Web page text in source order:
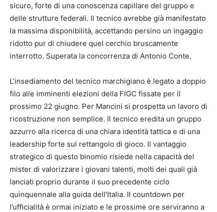
sicuro, forte di una conoscenza capillare del gruppo e
delle strutture federali. Il tecnico avrebbe già manifestato
la massima disponibilità, accettando persino un ingaggio
ridotto pur di chiudere quel cerchio bruscamente
interrotto. Superata la concorrenza di Antonio Conte.
L’insediamento del tecnico marchigiano è legato a doppio
filo alle imminenti elezioni della FIGC fissate per il
prossimo 22 giugno. Per Mancini si prospetta un lavoro di
ricostruzione non semplice. Il tecnico eredita un gruppo
azzurro alla ricerca di una chiara identità tattica e di una
leadership forte sul rettangolo di gioco. Il vantaggio
strategico di questo binomio risiede nella capacità del
mister di valorizzare i giovani talenti, molti dei quali già
lanciati proprio durante il suo precedente ciclo
quinquennale alla guida dell’Italia. Il countdown per
l’ufficialità è ormai iniziato e le prossime ore serviranno a